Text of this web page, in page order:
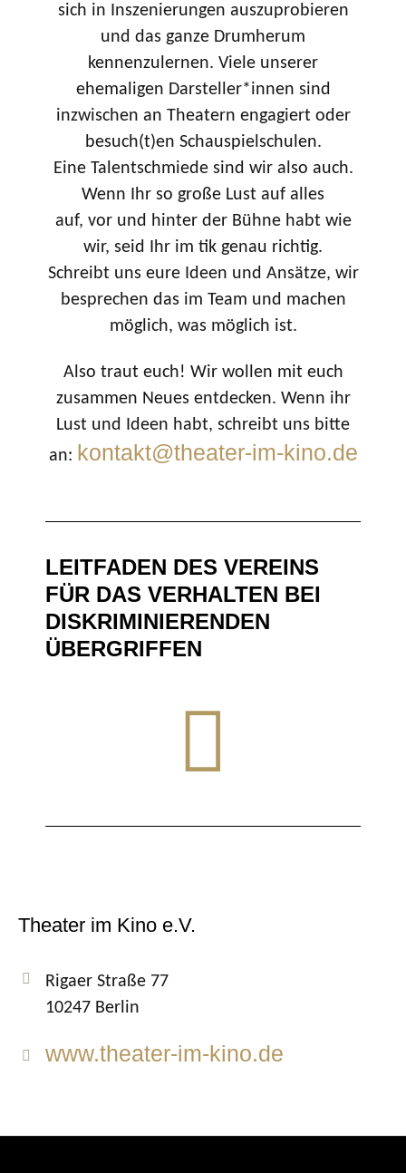
sich in Inszenierungen auszuprobieren
und das ganze Drumherum
kennenzulernen. Viele unserer
ehemaligen Darsteller*innen sind
inzwischen an Theatern engagiert oder
besuch(t)en Schauspielschulen.
Eine Talentschmiede sind wir also auch.
Wenn Ihr so große Lust auf alles
auf, vor und hinter der Bühne habt wie
wir, seid Ihr im tik genau richtig.
Schreibt uns eure Ideen und Ansätze, wir
besprechen das im Team und machen
möglich, was möglich ist.
Also traut euch! Wir wollen mit euch
zusammen Neues entdecken. Wenn ihr
Lust und Ideen habt, schreibt uns bitte
an: kontakt@theater-im-kino.de
LEITFADEN DES VEREINS
FÜR DAS VERHALTEN BEI
DISKRIMINIERENDEN
ÜBERGRIFFEN
Theater im Kino e.V.
Rigaer Straße 77
10247 Berlin
www.theater-im-kino.de